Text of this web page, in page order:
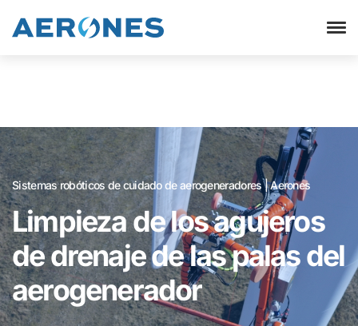
Sistemas robóticos de cuidado de aerogeneradores | Aerones
Limpieza de los agujeros
de drenaje de las palas del
aerogenerador